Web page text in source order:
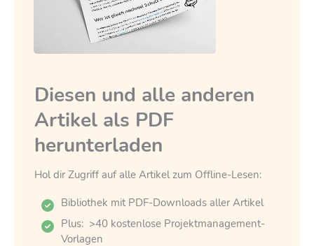
Diesen und alle anderen
Artikel als PDF
herunterladen
Hol dir Zugriff auf alle Artikel zum Offline-Lesen:
Bibliothek mit PDF-Downloads aller Artikel
Plus: >40 kostenlose Projektmanagement-
Vorlagen